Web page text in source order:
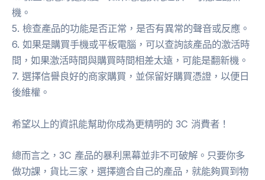
機。
5. 檢查產品的功能是否正常，是否有異常的聲音或反應。
6. 如果是購買手機或平板電腦，可以查詢該產品的激活時
間，如果激活時間與購買時間相差太遠，可能是翻新機。
7. 選擇信譽良好的商家購買，並保留好購買憑證，以便日
後維權。
希望以上的資訊能幫助你成為更精明的 3C 消費者！
總而言之，3C 產品的暴利黑幕並非不可破解。只要你多
做功課，貨比三家，選擇適合自己的產品，就能夠買到物